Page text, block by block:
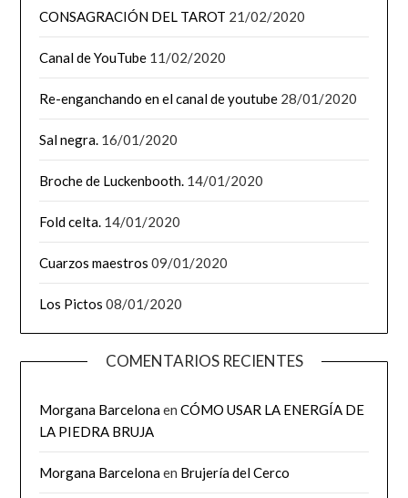
CONSAGRACIÓN DEL TAROT 21/02/2020
Canal de YouTube 11/02/2020
Re-enganchando en el canal de youtube 28/01/2020
Sal negra. 16/01/2020
Broche de Luckenbooth. 14/01/2020
Fold celta. 14/01/2020
Cuarzos maestros 09/01/2020
Los Pictos 08/01/2020
COMENTARIOS RECIENTES
Morgana BarcelonaenCÓMO USAR LA ENERGÍA DE
LA PIEDRA BRUJA
Morgana Barcelonaen Brujería del Cerco